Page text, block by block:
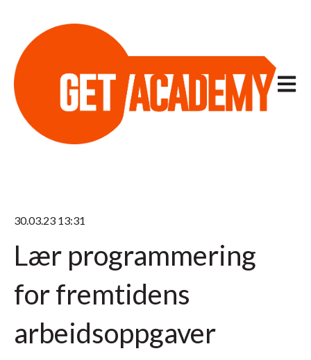
Åpne
30.03.23 13:31
Lær programmering
for fremtidens
arbeidsoppgaver